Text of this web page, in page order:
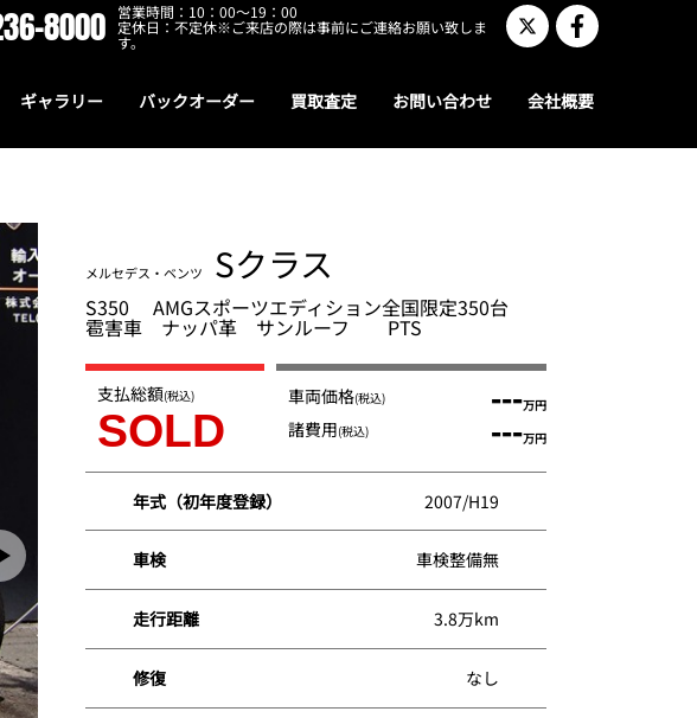
8000 営業時間：10：00～19：00
定休日：不定休※ご来店の際は事前にご連絡お願い致しま
す。
ギャラリー バックオーダー 買取査定 お問い合わせ 会社概要
メルセデス・ベンツ Sクラス
S350 AMGスポーツエディション全国限定350台
雹害車 ナッパ革 サンルーフ PTS
支払総額(税込)
SOLD
車両価格(税込) ---万円
諸費用(税込) ---万円
年式（初年度登録） 2007/H19
車検 車検整備無
走行距離 3.8万km
修復 なし